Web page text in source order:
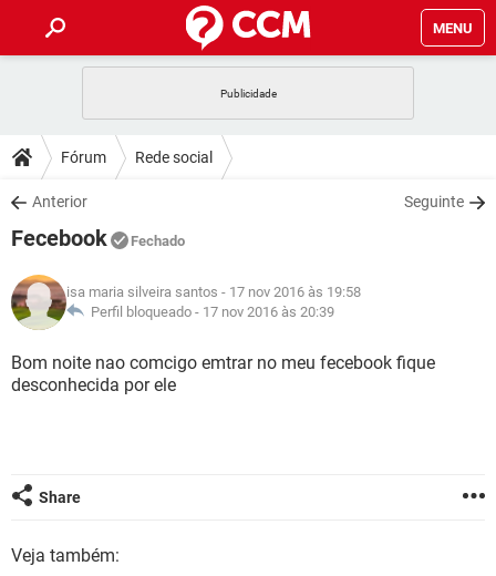
MENU
CELULAR
OUTLOOK
INSTAGRAM
GUIA DE COMPRAS
DICAS
JOGOS
INSTAGRAM GMAIL
GUIA DE COMPRAS
DOWNLOADS
JOGOS
CELULAR
OUTLOOK EXCEL
INSTAGRAM
GUIA DE COMPRAS
JOGOS WHATSAPP
CELULAR
OUTLOOK EXCEL
GLOSSÁRIO
WHATSAPP
CELULAR
GUIA DE COMPRAS
Fórum Rede social
Anterior Seguinte
Fecebook Fechado
isa maria silveira santos - 17 nov 2016 às 19:58
Perfil bloqueado - 17 nov 2016 às 20:39
Bom noite nao comcigo emtrar no meu fecebook fique
desconhecida por ele
Share
Veja também: